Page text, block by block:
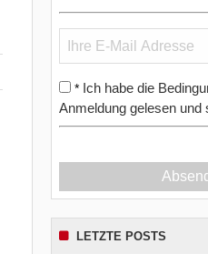
* Ich habe die
Anmeldung gelesen und
LETZTE POSTS